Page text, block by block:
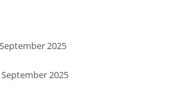
2025
2025